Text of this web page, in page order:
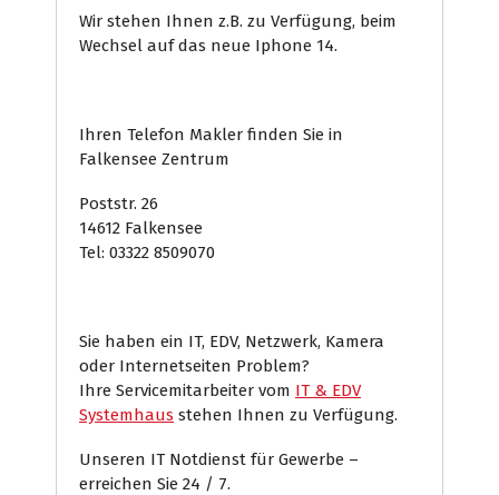
Wir stehen Ihnen z.B. zu Verfügung, beim
Wechsel auf das neue Iphone 14.
Ihren Telefon Makler finden Sie in
Falkensee Zentrum
Poststr. 26
14612 Falkensee
Tel: 03322 8509070
Sie haben ein IT, EDV, Netzwerk, Kamera
oder Internetseiten Problem?
Ihre Servicemitarbeiter vom IT & EDV
Systemhaus stehen Ihnen zu Verfügung.
Unseren IT Notdienst für Gewerbe –
erreichen Sie 24 / 7.